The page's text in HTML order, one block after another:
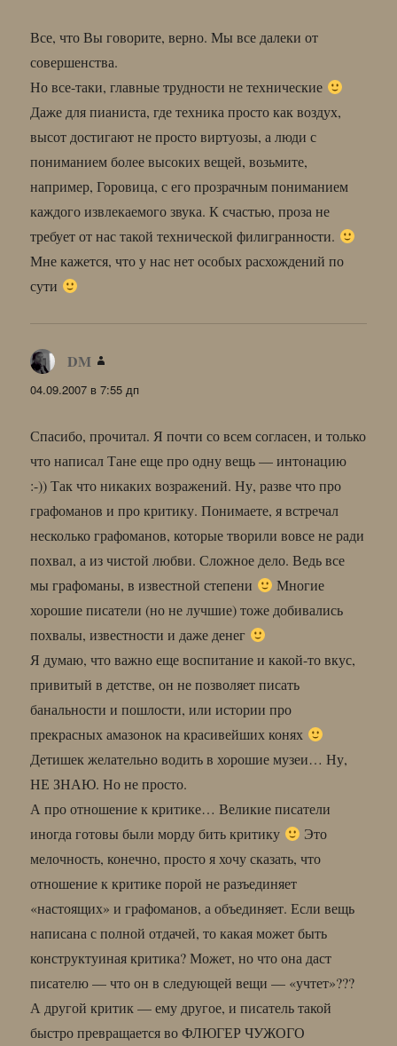
Все, что Вы говорите, верно. Мы все далеки от
совершенства.
Но все-таки, главные трудности не технические
Даже для пианиста, где техника просто как воздух,
высот достигают не просто виртуозы, а люди с
пониманием более высоких вещей, возьмите,
например, Горовица, с его прозрачным пониманием
каждого извлекаемого звука. К счастью, проза не
требует от нас такой технической филигранности.
Мне кажется, что у нас нет особых расхождений по
сути
DM
04.09.2007 в 7:55 дп
Спасибо, прочитал. Я почти со всем согласен, и только
что написал Тане еще про одну вещь — интонацию
:-)) Так что никаких возражений. Ну, разве что про
графоманов и про критику. Понимаете, я встречал
несколько графоманов, которые творили вовсе не ради
похвал, а из чистой любви. Сложное дело. Ведь все
мы графоманы, в известной степени
Многие
хорошие писатели (но не лучшие) тоже добивались
похвалы, известности и даже денег
Я думаю, что важно еще воспитание и какой-то вкус,
привитый в детстве, он не позволяет писать
банальности и пошлости, или истории про
прекрасных амазонок на красивейших конях
Детишек желательно водить в хорошие музеи… Ну,
НЕ ЗНАЮ. Но не просто.
А про отношение к критике… Великие писатели
иногда готовы были морду бить критику
Это
мелочность, конечно, просто я хочу сказать, что
отношение к критике порой не разъединяет
«настоящих» и графоманов, а объединяет. Если вещь
написана с полной отдачей, то какая может быть
конструктуиная критика? Может, но что она даст
писателю — что он в следующей вещи — «учтет»???
А другой критик — ему другое, и писатель такой
быстро превращается во ФЛЮГЕР ЧУЖОГО